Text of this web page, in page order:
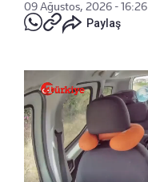
09 Ağustos, 2026 - 16:26
Paylaş